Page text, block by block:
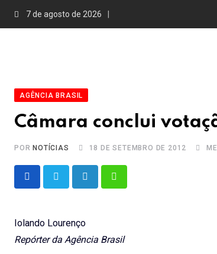
7 de agosto de 2026
AGÊNCIA BRASIL
Câmara conclui
PORNOTÍCIAS 18 DE SETEMBRO DE 2012
LinkedInWhatsapp
Iolando Lourenço
Repórter da Agência Brasil